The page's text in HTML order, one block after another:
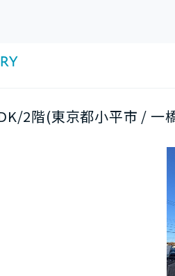
2階(東京都小平市 / 一